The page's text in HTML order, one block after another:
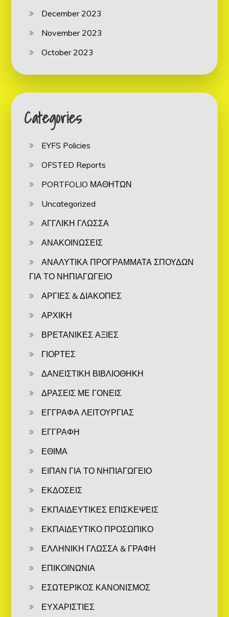
December 2023
November 2023
October 2023
Categories
EYFS Policies
OFSTED Reports
PORTFOLIO ΜΑΘΗΤΩΝ
Uncategorized
ΑΓΓΛΙΚΗ ΓΛΩΣΣΑ
ΑΝΑΚΟΙΝΩΣΕΙΣ
ΑΝΑΛΥΤΙΚΑ ΠΡΟΓΡΑΜΜΑΤΑ ΣΠΟΥΔΩΝ
ΓΙΑ ΤΟ ΝΗΠΙΑΓΩΓΕΙΟ
ΑΡΓΙΕΣ & ΔΙΑΚΟΠΕΣ
ΑΡΧΙΚΗ
ΒΡΕΤΑΝΙΚΕΣ ΑΞΙΕΣ
ΓΙΟΡΤΕΣ
ΔΑΝΕΙΣΤΙΚΗ ΒΙΒΛΙΟΘΗΚΗ
ΔΡΑΣΕΙΣ ΜΕ ΓΟΝΕΙΣ
ΕΓΓΡΑΦΑ ΛΕΙΤΟΥΡΓΙΑΣ
ΕΓΓΡΑΦΗ
ΕΘΙΜΑ
ΕΙΠΑΝ ΓΙΑ ΤΟ ΝΗΠΙΑΓΩΓΕΙΟ
ΕΚΔΟΣΕΙΣ
ΕΚΠΑΙΔΕΥΤΙΚΕΣ ΕΠΙΣΚΕΨΕΙΣ
ΕΚΠΑΙΔΕΥΤΙΚΟ ΠΡΟΣΩΠΙΚΟ
ΕΛΛΗΝΙΚΗ ΓΛΩΣΣΑ & ΓΡΑΦΗ
ΕΠΙΚΟΙΝΩΝΙΑ
ΕΣΩΤΕΡΙΚΟΣ ΚΑΝΟΝΙΣΜΟΣ
ΕΥΧΑΡΙΣΤΙΕΣ